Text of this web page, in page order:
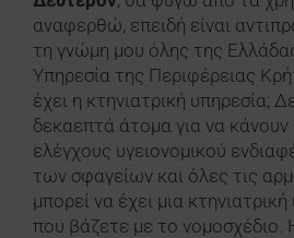
αναφερθώ, επειδή είναι
τη γνώμη μου όλης της
Υπηρεσία της Περιφέρειας
έχει η κτηνιατρική υπηρεσία;
δεκαεπτά άτομα για να
ελέγχους υγειονομικού
των σφαγείων και όλες τις
μπορεί να έχει μια
που βάζετε με το νομοσχέδιο.